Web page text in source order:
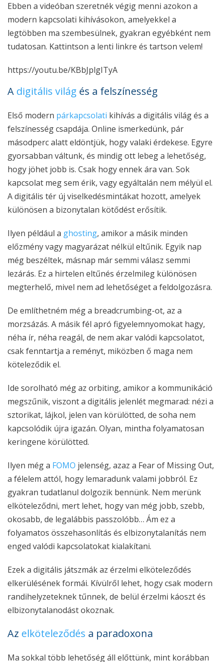
Ebben a videóban szeretnék végig menni azokon a
modern kapcsolati kihívásokon, amelyekkel a
legtöbben ma szembesülnek, gyakran egyébként nem
tudatosan. Kattintson a lenti linkre és tartson velem!
https://youtu.be/KBbJplgITyA
A digitális világ és a felszínesség
Első modern párkapcsolati kihívás a digitális világ és a
felszínesség csapdája. Online ismerkedünk, pár
másodperc alatt eldöntjük, hogy valaki érdekese. Egyre
gyorsabban váltunk, és mindig ott lebeg a lehetőség,
hogy jöhet jobb is. Csak hogy ennek ára van. Sok
kapcsolat meg sem érik, vagy egyáltalán nem mélyül el.
A digitális tér új viselkedésmintákat hozott, amelyek
különösen a bizonytalan kötődést erősítik.
Ilyen például a ghosting, amikor a másik minden
előzmény vagy magyarázat nélkül eltűnik. Egyik nap
még beszéltek, másnap már semmi válasz semmi
lezárás. Ez a hirtelen eltűnés érzelmileg különösen
megterhelő, mivel nem ad lehetőséget a feldolgozásra.
De említhetném még a breadcrumbing-ot, az a
morzsázás. A másik fél apró figyelemnyomokat hagy,
néha ír, néha reagál, de nem akar valódi kapcsolatot,
csak fenntartja a reményt, miközben ő maga nem
köteleződik el.
Ide sorolható még az orbiting, amikor a kommunikáció
megszűnik, viszont a digitális jelenlét megmarad: nézi a
sztorikat, lájkol, jelen van körülötted, de soha nem
kapcsolódik újra igazán. Olyan, mintha folyamatosan
keringene körülötted.
Ilyen még a FOMO jelenség, azaz a Fear of Missing Out,
a félelem attól, hogy lemaradunk valami jobbról. Ez
gyakran tudatlanul dolgozik bennünk. Nem merünk
elköteleződni, mert lehet, hogy van még jobb, szebb,
okosabb, de legalábbis passzolóbb… Ám ez a
folyamatos összehasonlítás és elbizonytalanítás nem
enged valódi kapcsolatokat kialakítani.
Ezek a digitális játszmák az érzelmi elköteleződés
elkerülésének formái. Kívülről lehet, hogy csak modern
randihelyzeteknek tűnnek, de belül érzelmi káoszt és
elbizonytalanodást okoznak.
Az elköteleződés a paradoxona
Ma sokkal több lehetőség áll előttünk, mint korábban